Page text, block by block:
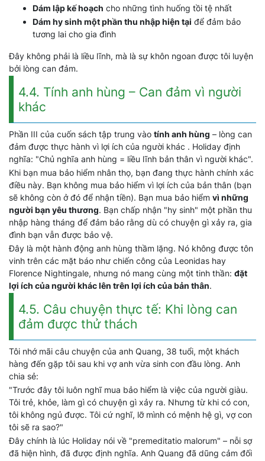
Dám lập kế hoạch cho những tình huống tồi tệ nhất
Dám hy sinh một phần thu nhập hiện tại để đảm bảo
tương lai cho gia đình
Đây không phải là liều lĩnh, mà là sự khôn ngoan được tôi luyện
bởi lòng can đảm.
4.4. Tính anh hùng – Can đảm vì người
khác
Phần III của cuốn sách tập trung vào tính anh hùng – lòng can
đảm được thực hành vì lợi ích của người khác . Holiday định
nghĩa: "Chủ nghĩa anh hùng = liều lĩnh bản thân vì người khác".
Khi bạn mua bảo hiểm nhân thọ, bạn đang thực hành chính xác
điều này. Bạn không mua bảo hiểm vì lợi ích của bản thân (bạn
sẽ không còn ở đó để nhận tiền). Bạn mua bảo hiểm vì những
người bạn yêu thương. Bạn chấp nhận "hy sinh" một phần thu
nhập hàng tháng để đảm bảo rằng dù có chuyện gì xảy ra, gia
đình bạn vẫn được bảo vệ.
Đây là một hành động anh hùng thầm lặng. Nó không được tôn
vinh trên các mặt báo như chiến công của Leonidas hay
Florence Nightingale, nhưng nó mang cùng một tinh thần: đặt
lợi ích của người khác lên trên lợi ích của bản thân.
4.5. Câu chuyện thực tế: Khi lòng can
đảm được thử thách
Tôi nhớ mãi câu chuyện của anh Quang, 38 tuổi, một khách
hàng đến gặp tôi sau khi vợ anh vừa sinh con đầu lòng. Anh
chia sẻ:
"Trước đây tôi luôn nghĩ mua bảo hiểm là việc của người giàu.
Tôi trẻ, khỏe, làm gì có chuyện gì xảy ra. Nhưng từ khi có con,
tôi không ngủ được. Tôi cứ nghĩ, lỡ mình có mệnh hệ gì, vợ con
tôi sẽ ra sao?"
Đây chính là lúc Holiday nói về "premeditatio malorum" – nỗi sợ
đã hiện hình, đã được định nghĩa. Anh Quang đã dũng cảm đối